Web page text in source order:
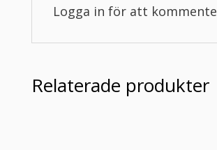
Logga in för att
Relaterade produkter